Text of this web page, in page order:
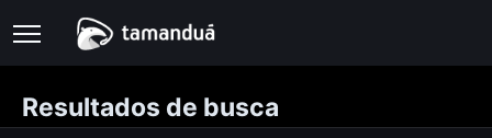
Resultados de busca